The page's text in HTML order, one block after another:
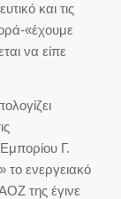
και τις
«έχουμε
να είπε
Γ.
ενεργειακό
της έγινε